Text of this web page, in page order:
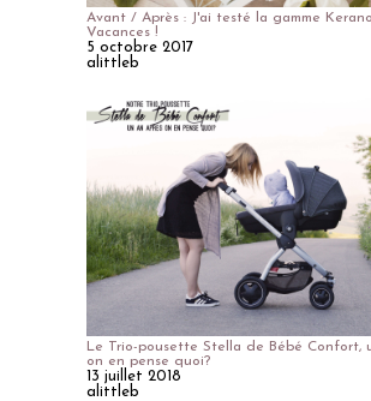
Avant / Après : J'ai testé la gamme
Vacances !
5 octobre 2017
alittleb
Le Trio-pousette Stella de Bébé Confort,
on en pense quoi?
13 juillet 2018
alittleb